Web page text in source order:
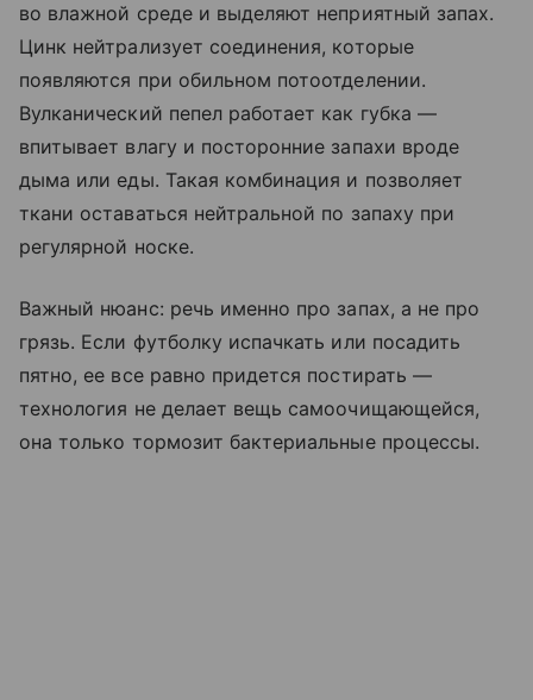
во влажной среде и выделяют неприятный запах.
Цинк нейтрализует соединения, которые
появляются при обильном потоотделении.
Вулканический пепел работает как губка —
впитывает влагу и посторонние запахи вроде
дыма или еды. Такая комбинация и позволяет
ткани оставаться нейтральной по запаху при
регулярной носке.
Важный нюанс: речь именно про запах, а не про
грязь. Если футболку испачкать или посадить
пятно, ее все равно придется постирать —
технология не делает вещь самоочищающейся,
она только тормозит бактериальные процессы.